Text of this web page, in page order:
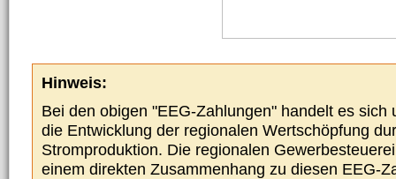
Hinweis:
Bei den obigen "EEG-Zahlungen" handelt es sich
die Entwicklung der regionalen Wertschöpfung
Stromproduktion. Die regionalen
einem direkten Zusammenhang zu diesen EEG-